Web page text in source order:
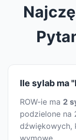
Ile sylab ma
ROW-ie ma 2
podzielone na
dźwiękowych,